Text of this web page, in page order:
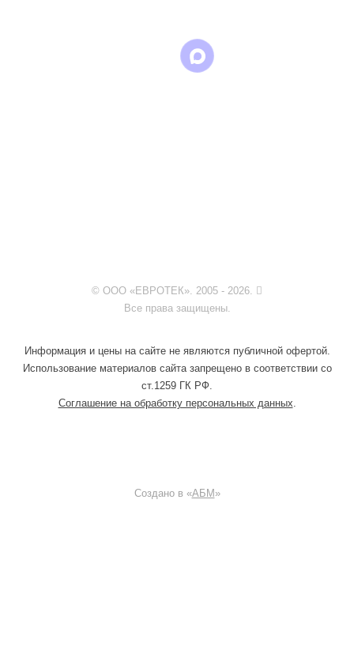
© ООО «ЕВРОТЕК». 2005 - 2026.
Все права защищены.
Информация и цены на сайте не являются публичной офертой.
Использование материалов сайта запрещено в соответствии со
ст.1259 ГК РФ.
Соглашение на обработку персональных данных
Создано в «АБМ »